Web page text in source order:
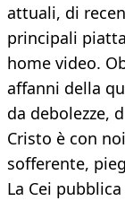
attuali, di
principali
home video.
affanni della
da debolezze,
Cristo è con
sofferente,
La Cei